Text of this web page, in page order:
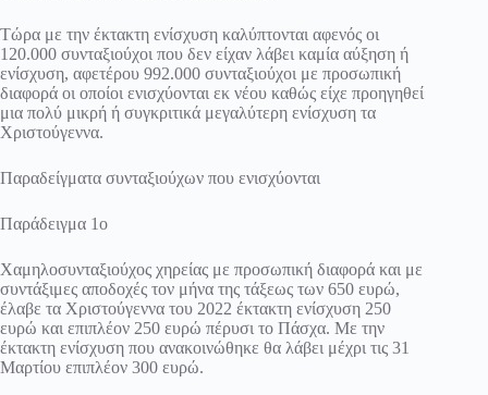
Τώρα με την έκτακτη ενίσχυση καλύπτονται αφενός οι
120.000 συνταξιούχοι που δεν είχαν λάβει καμία αύξηση ή
ενίσχυση, αφετέρου 992.000 συνταξιούχοι με προσωπική
διαφορά οι οποίοι ενισχύονται εκ νέου καθώς είχε προηγηθεί
μια πολύ μικρή ή συγκριτικά μεγαλύτερη ενίσχυση τα
Χριστούγεννα.
Παραδείγματα συνταξιούχων που ενισχύονται
Παράδειγμα 1ο
Χαμηλοσυνταξιούχος χηρείας με προσωπική διαφορά και με
συντάξιμες αποδοχές τον μήνα της τάξεως των 650 ευρώ,
έλαβε τα Χριστούγεννα του 2022 έκτακτη ενίσχυση 250
ευρώ και επιπλέον 250 ευρώ πέρυσι το Πάσχα. Με την
έκτακτη ενίσχυση που ανακοινώθηκε θα λάβει μέχρι τις 31
Μαρτίου επιπλέον 300 ευρώ.